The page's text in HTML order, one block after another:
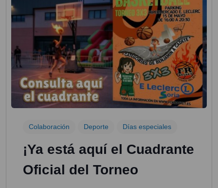
Colaboración Deporte Días especiales
¡Ya está aquí el Cuadrante
Oficial del Torneo